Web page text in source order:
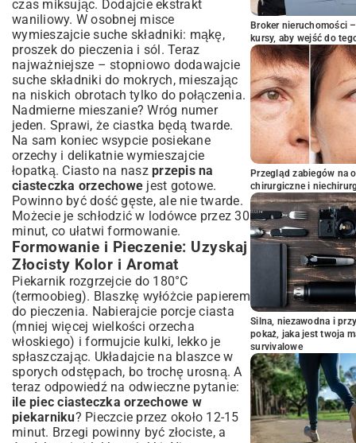
czas miksując. Dodajcie ekstrakt
waniliowy. W osobnej misce
wymieszajcie suche składniki: mąkę,
proszek do pieczenia i sól. Teraz
najważniejsze – stopniowo dodawajcie
suche składniki do mokrych, mieszając
na niskich obrotach tylko do połączenia.
Nadmierne mieszanie? Wróg numer
jeden. Sprawi, że ciastka będą twarde.
Na sam koniec wsypcie posiekane
orzechy i delikatnie wymieszajcie
łopatką. Ciasto na nasz przepis na
ciasteczka orzechowe jest gotowe.
Powinno być dość gęste, ale nie twarde.
Możecie je schłodzić w lodówce przez 30
minut, co ułatwi formowanie.
Formowanie i Pieczenie: Uzyskaj
Złocisty Kolor i Aromat
Piekarnik rozgrzejcie do 180°C
(termoobieg). Blaszkę wyłóżcie papierem
do pieczenia. Nabierajcie porcje ciasta
(mniej więcej wielkości orzecha
włoskiego) i formujcie kulki, lekko je
spłaszczając. Układajcie na blaszce w
sporych odstępach, bo trochę urosną. A
teraz odpowiedź na odwieczne pytanie:
ile piec ciasteczka orzechowe w
piekarniku? Pieczcie przez około 12-15
minut. Brzegi powinny być złociste, a
Broker nieruchomości
kursy, aby wejść do
Przegląd zabiegów na
chirurgiczne i
Silna, niezawodna i
pokaż, jaka jest twoja
survivalowe